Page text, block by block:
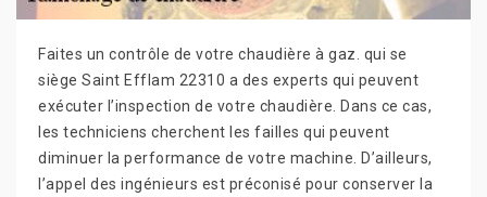
Faites un contrôle de votre chaudière à gaz. qui se
siège Saint Efflam 22310 a des experts qui peuvent
exécuter l’inspection de votre chaudière. Dans ce cas,
les techniciens cherchent les failles qui peuvent
diminuer la performance de votre machine. D’ailleurs,
l’appel des ingénieurs est préconisé pour conserver la